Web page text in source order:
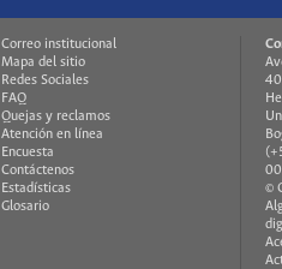
Correo institucional
Mapa del sitio
Redes Sociales
FAQ
Quejas y reclamos
Atención en línea
Encuesta
Contáctenos
Estadísticas
Glosario
©